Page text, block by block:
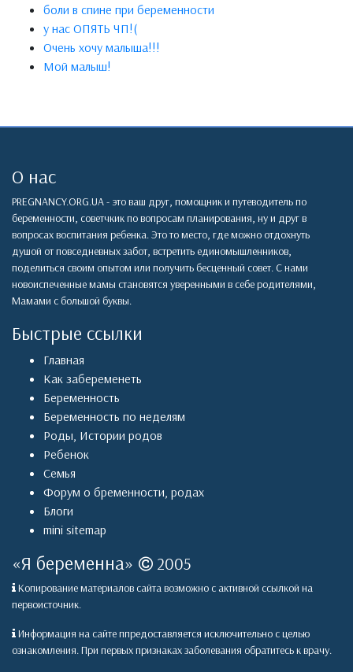
боли в спине при беременности
у нас ОПЯТЬ ЧП!(
Очень хочу малыша!!!
Мой малыш!
О нас
PREGNANCY.ORG.UA - это ваш друг, помощник и путеводитель по
беременности, советчкик по вопросам планирования, ну и друг в
вопросах воспитания ребенка. Это то место, где можно отдохнуть
душой от повседневных забот, встретить единомышленников,
поделиться своим опытом или получить бесценный совет. С нами
новоиспеченные мамы становятся уверенными в себе родителями,
Мамами с большой буквы.
Быстрые ссылки
Главная
Как забеременеть
Беременность
Беременность по неделям
Роды, Истории родов
Ребенок
Семья
Форум о бременности, родах
Блоги
mini sitemap
«Я беременна» 2005
Копирование материалов сайта возможно с активной ссылкой на
первоисточник.
Информация на сайте ппредоставляется исключительно с целью
ознакомления. При первых признаках заболевания обратитесь к врачу.